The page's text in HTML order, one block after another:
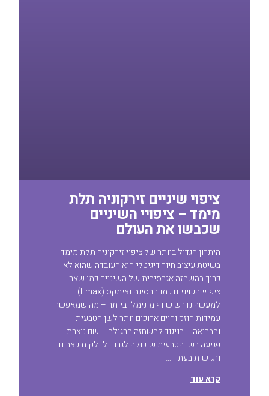
ציפוי שיניים זירקוניה תלת
מימד – ציפויי השיניים
שכבשו את העולם
היתרון הגדול ביותר של ציפוי זירקוניה תלת מימד
בשיטת עיצוב חיוך דיגיטלי הוא העובדה שהוא לא
כרוך בהשחזה אגרסיבית של השיניים כמו שאר
ציפויי השיניים כמו חרסינה ואימקס (Emax).
למעשה נדרש שיוף מינימלי ביותר – מה שמאפשר
עמידות חוזק וחיים ארוכים יותר לשן הטבעית
והבריאה – בניגוד להשחזה הרגילה – שם נוצרת
פגיעה בשן הטבעית שיכולה לגרום לדלקות כאבים
ורגישות בעתיד…
קרא עוד